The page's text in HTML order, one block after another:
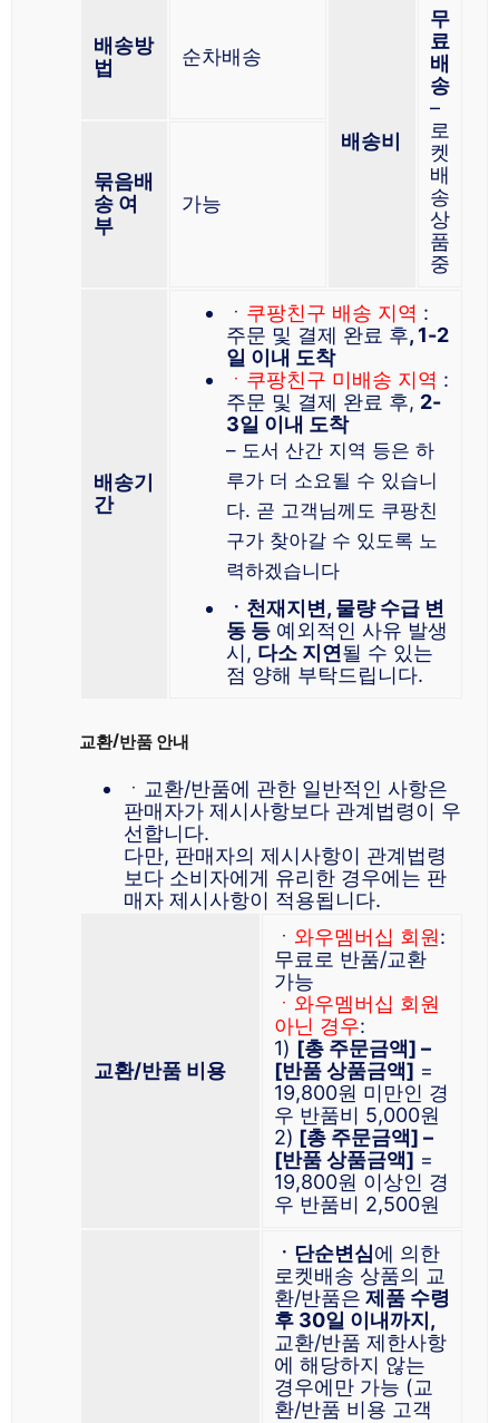
배송방
법
순차배송
배송비
무
료
배
송
–
로
켓
배
송
상
품
중
묶음배
송 여
부
가능
배송기
간
ㆍ 쿠팡친구 배송 지역 :
주문 및 결제 완료 후, 1-2
일 이내 도착
ㆍ쿠팡친구 미배송 지역 :
주문 및 결제 완료 후, 2-
3일 이내 도착
– 도서 산간 지역 등은 하
루가 더 소요될 수 있습니
다. 곧 고객님께도 쿠팡친
구가 찾아갈 수 있도록 노
력하겠습니다
ㆍ천재지변, 물량 수급 변
동 등 예외적인 사유 발생
시, 다소 지연될 수 있는
점 양해 부탁드립니다.
교환/반품 안내
ㆍ교환/반품에 관한 일반적인 사항은
판매자가 제시사항보다 관계법령이 우
선합니다.
다만, 판매자의 제시사항이 관계법령
보다 소비자에게 유리한 경우에는 판
매자 제시사항이 적용됩니다.
교환/반품 비용
ㆍ 와우멤버십 회원:
무료로 반품/교환
가능
ㆍ와우멤버십 회원
아닌 경우:
1) [총 주문금액] –
[반품 상품금액] =
19,800원 미만인 경
우 반품비 5,000원
2) [총 주문금액] –
[반품 상품금액] =
19,800원 이상인 경
우 반품비 2,500원
ㆍ단순변심에 의한
로켓배송 상품의 교
환/반품은 제품 수령
후 30일 이내까지,
교환/반품 제한사항
에 해당하지 않는
경우에만 가능 (교
환/반품 비용 고객